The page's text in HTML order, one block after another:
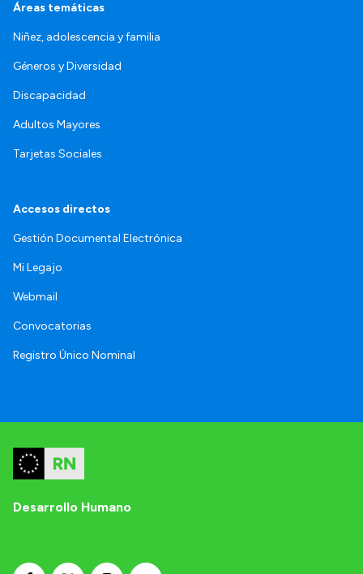
Áreas temáticas
Niñez, adolescencia y familia
Géneros y Diversidad
Discapacidad
Adultos Mayores
Tarjetas Sociales
Accesos directos
Gestión Documental Electrónica
Mi Legajo
Webmail
Convocatorias
Registro Único Nominal
Desarrollo Humano